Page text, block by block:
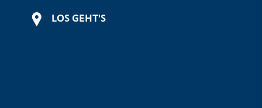
LOS GEHT'S